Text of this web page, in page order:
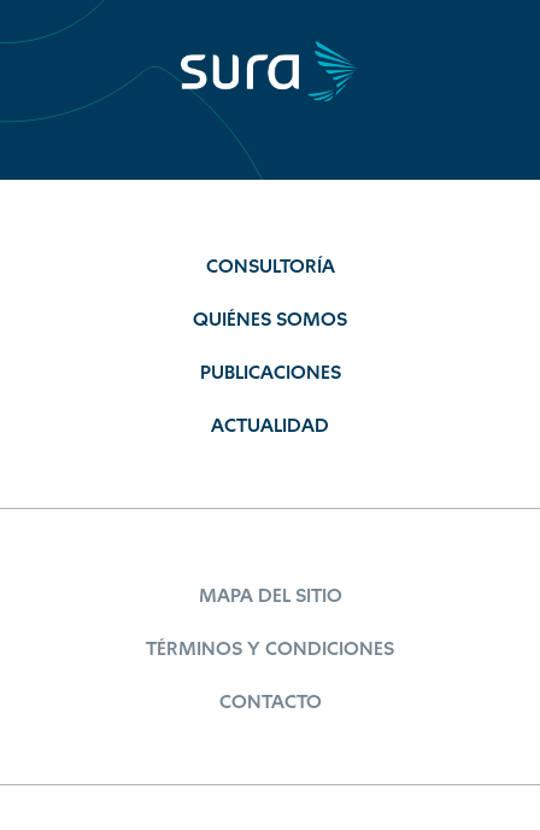
CONSULTORÍA
QUIÉNES SOMOS
PUBLICACIONES
ACTUALIDAD
MAPA DEL SITIO
TÉRMINOS Y CONDICIONES
CONTACTO